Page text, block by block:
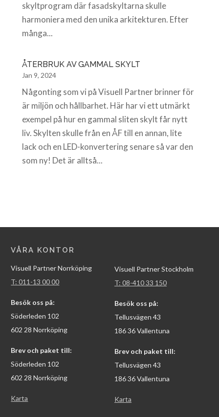
skyltprogram där fasadskyltarna skulle
harmoniera med den unika arkitekturen. Efter
många...
ÅTERBRUK AV GAMMAL SKYLT
Jan 9, 2024
Någonting som vi på Visuell Partner brinner för
är miljön och hållbarhet. Här har vi ett utmärkt
exempel på hur en gammal sliten skylt får nytt
liv. Skylten skulle från en ÅF till en annan, lite
lack och en LED-konvertering senare så var den
som ny! Det är alltså...
VÅRA KONTOR
Visuell Partner Norrköping
T: 011-13 00 00
Besök oss på:
Söderleden 102
602 28 Norrköping
Brev och paket till:
Söderleden 102
602 28 Norrköping
Karta
Visuell Partner Stockholm
T: 08-410 33 150
Besök oss på:
Tellusvägen 43
186 36 Vallentuna
Brev och paket till:
Tellusvägen 43
186 36 Vallentuna
Karta